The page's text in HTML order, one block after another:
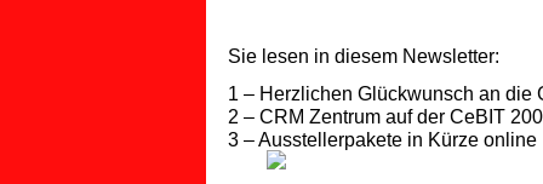
Sie lesen in diesem Newsletter:
1 – Herzlichen Glückwunsch an die
2 – CRM Zentrum auf der CeBIT
3 – Ausstellerpakete in Kürze online